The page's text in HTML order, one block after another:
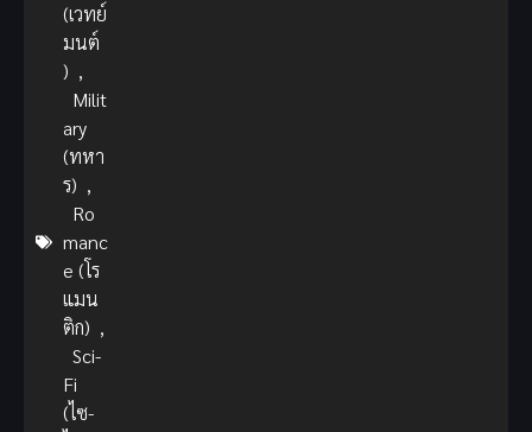
(เวทย์
มนต์
) ,
Milit
ary
(ทหา
ร) ,
Ro
manc
e (โร
แมน
ติก) ,
Sci-
Fi
(ไซ-